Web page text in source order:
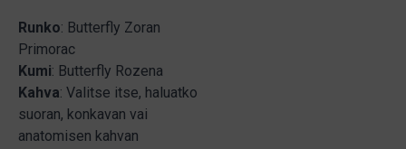
Runko: Butterfly Zoran
Primorac
Kumi: Butterfly Rozena
Kahva: Valitse itse, haluatko
suoran, konkavan vai
anatomisen kahvan